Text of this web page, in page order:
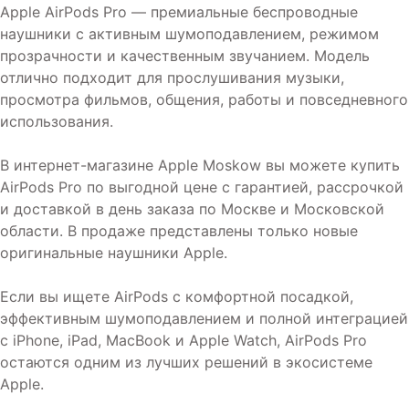
Apple AirPods Pro — премиальные беспроводные
наушники с активным шумоподавлением, режимом
прозрачности и качественным звучанием. Модель
отлично подходит для прослушивания музыки,
просмотра фильмов, общения, работы и повседневного
использования.
В интернет-магазине Apple Moskow вы можете купить
AirPods Pro по выгодной цене с гарантией, рассрочкой
и доставкой в день заказа по Москве и Московской
области. В продаже представлены только новые
оригинальные наушники Apple.
Если вы ищете AirPods с комфортной посадкой,
эффективным шумоподавлением и полной интеграцией
с iPhone, iPad, MacBook и Apple Watch, AirPods Pro
остаются одним из лучших решений в экосистеме
Apple.